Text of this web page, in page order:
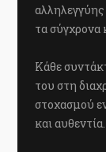
τα σύγχρονα
Κάθε
του στη
στοχασμού
και αυθεντία.